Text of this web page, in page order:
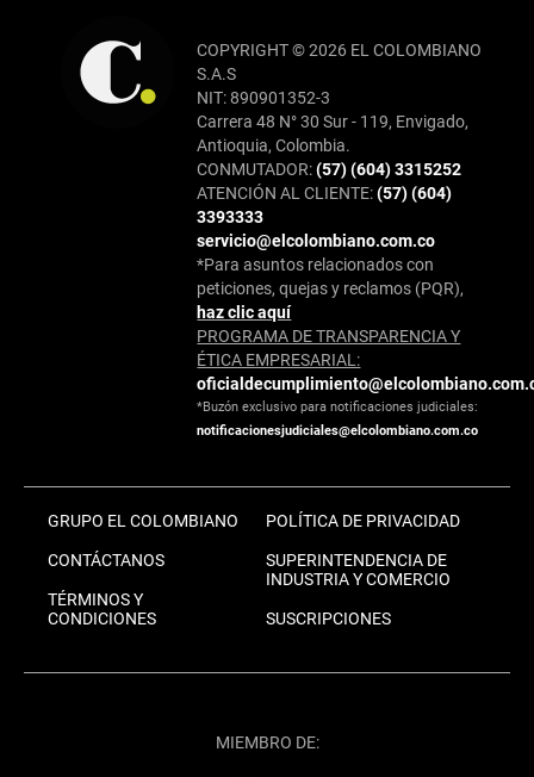
COPYRIGHT © 2026 EL COLOMBIANO
S.A.S
NIT: 890901352-3
Carrera 48 N° 30 Sur - 119, Envigado,
Antioquia, Colombia.
CONMUTADOR:(57) (604) 3315252
ATENCIÓN AL CLIENTE:(57) (604)
3393333
servicio@elcolombiano.com.co
*Para asuntos relacionados con
peticiones, quejas y reclamos (PQR),
haz clic aquí
PROGRAMA DE TRANSPARENCIA Y
ÉTICA EMPRESARIAL:
*Buzón exclusivo para notificaciones judiciales:
notificacionesjudiciales@elcolombiano.com.co
GRUPO EL COLOMBIANO
CONTÁCTANOS
TÉRMINOS Y
CONDICIONES
POLÍTICA DE PRIVACIDAD
SUPERINTENDENCIA DE
INDUSTRIA Y COMERCIO
SUSCRIPCIONES
MIEMBRO DE: